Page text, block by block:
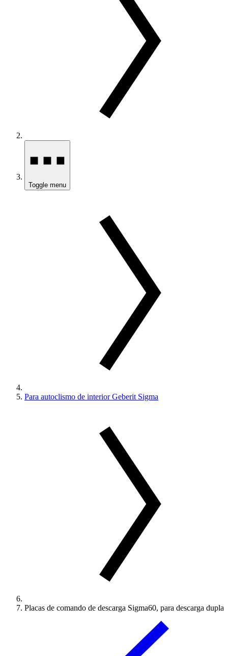
Toggle menu
Para autoclismo de interior Geberit Sigma
Placas de comando de descarga Sigma60, para descarga dupla